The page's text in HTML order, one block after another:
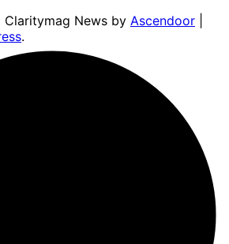
| Claritymag News by Ascendoor
.